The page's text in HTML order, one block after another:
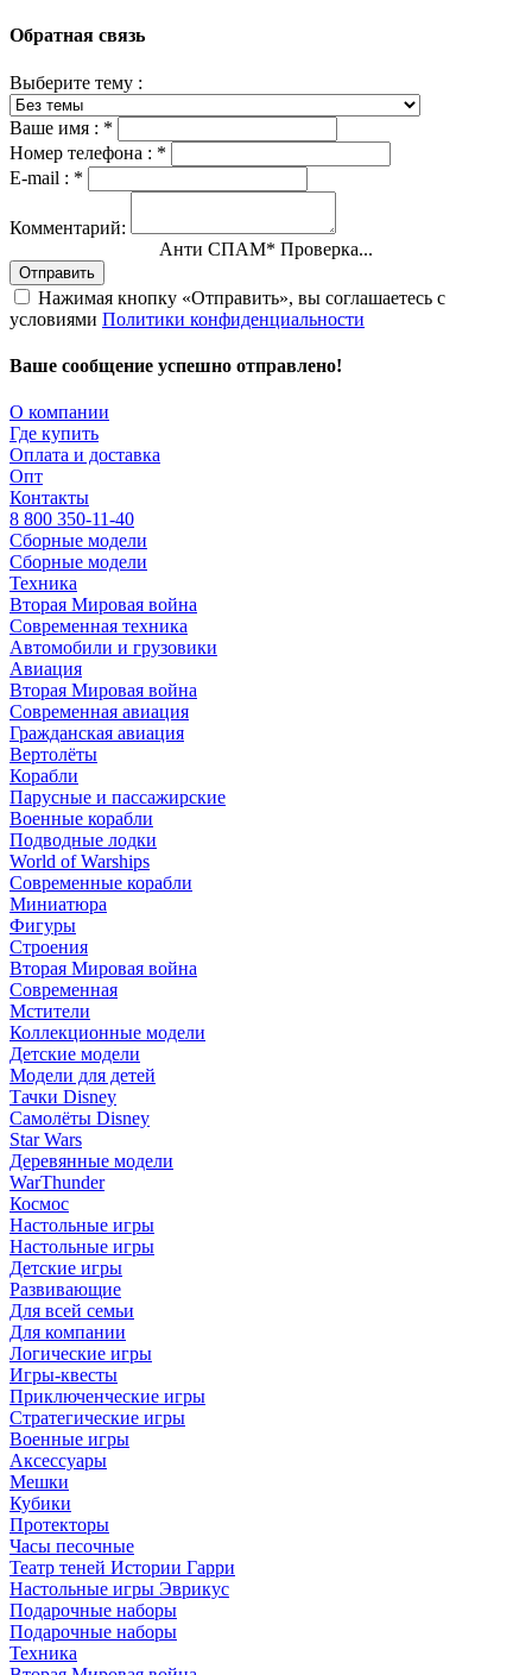
Обратная связь
Выберите тему :
Ваше имя : *
Номер телефона : *
E-mail : *
Комментарий:
Анти СПАМ* Проверка...
Отправить
Нажимая кнопку «Отправить», вы соглашаетесь с
условиями Политики конфиденциальности
Ваше сообщение успешно отправлено!
О компании
Где купить
Оплата и доставка
Опт
Контакты
8 800 350-11-40
Сборные модели
Сборные модели
Техника
Вторая Мировая война
Современная техника
Автомобили и грузовики
Авиация
Вторая Мировая война
Современная авиация
Гражданская авиация
Вертолёты
Корабли
Парусные и пассажирские
Военные корабли
Подводные лодки
World of Warships
Современные корабли
Миниатюра
Фигуры
Строения
Вторая Мировая война
Современная
Мстители
Коллекционные модели
Детские модели
Модели для детей
Тачки Disney
Самолёты Disney
Star Wars
Деревянные модели
WarThunder
Космос
Настольные игры
Настольные игры
Детские игры
Развивающие
Для всей семьи
Для компании
Логические игры
Игры-квесты
Приключенческие игры
Стратегические игры
Военные игры
Аксессуары
Мешки
Кубики
Протекторы
Часы песочные
Театр теней Истории Гарри
Настольные игры Эврикус
Подарочные наборы
Подарочные наборы
Техника